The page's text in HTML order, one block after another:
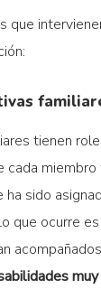
que
tienen
cada miembro
sido
que ocurre es